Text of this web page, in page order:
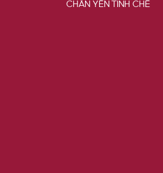
CHÂN YẾN TINH CHẾ